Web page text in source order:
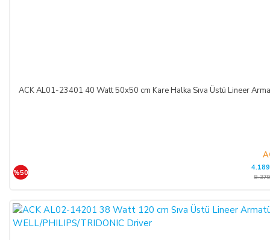
ACK AL01-23401 40 Watt 50x50 cm Kare Halka Sıva Üstü Lineer
%50